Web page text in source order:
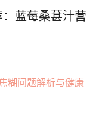
蓝莓桑葚汁营